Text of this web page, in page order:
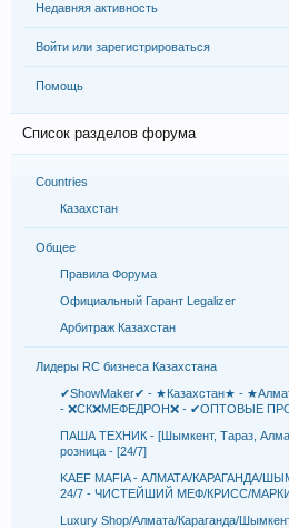
Недавняя активность
Войти или зарегистрироваться
Помощь
Список разделов форума
Countries
Казахстан
Общее
Правила Форума
Официальный Гарант Legalizer
Арбитраж Казахстан
Лидеры RC бизнеса Казахстана
✔ShowMaker✔ - ★Казахстан★ -
- ❌СК❌МЕФЕДРОН❌ - ✔ОПТОВЫЕ
ПАША ТЕХНИК - [Шымкент, Тараз,
розница - [24/7]
KAEF MAFIA - АЛМАТА/КАРАГАНДА/
24/7 - ЧИСТЕЙШИЙ МЕФ/КРИСС/
Luxury Shop/Алмата/Караганда/